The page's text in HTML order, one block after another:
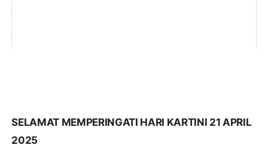
SELAMAT MEMPERINGATI HARI KARTINI 21 APRIL
2025